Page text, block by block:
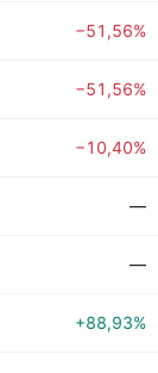
−51,56%
−51,56%
−10,40%
—
—
+88,93%